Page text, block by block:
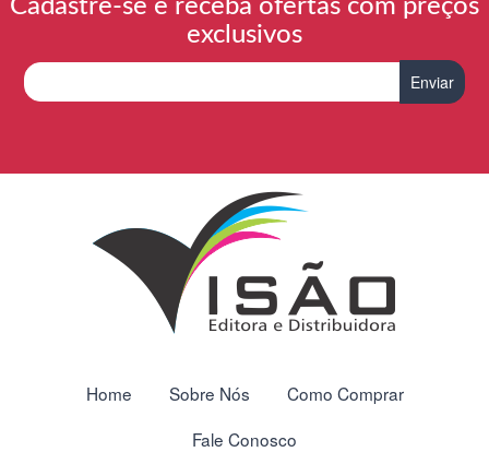
Cadastre-se e receba ofertas com preços
exclusivos
Home Sobre Nós
Como Comprar
Fale Conosco